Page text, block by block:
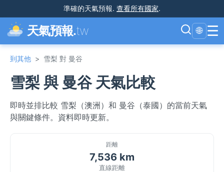
準確的天氣預報. 查看所有國家.
天氣預報.tw 🌐 ☰
到其他 > 雪梨 對 曼谷
雪梨 與 曼谷 天氣比較
即時並排比較 雪梨（澳洲）和 曼谷（泰國）的當前天氣
與關鍵條件。資料即時更新。
距離
7,536 km
直線距離